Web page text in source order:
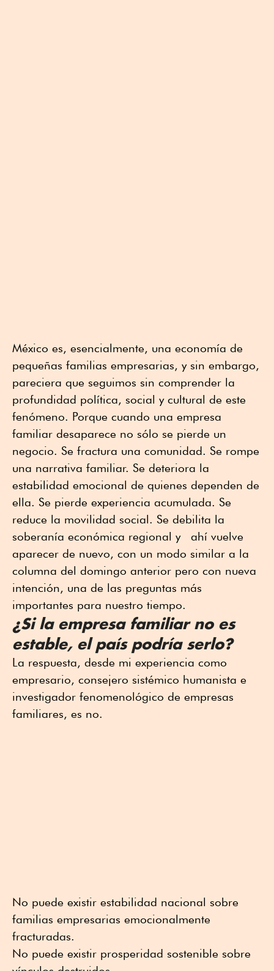
México es, esencialmente, una economía de
pequeñas familias empresarias, y sin embargo,
pareciera que seguimos sin comprender la
profundidad política, social y cultural de este
fenómeno. Porque cuando una empresa
familiar desaparece no sólo se pierde un
negocio. Se fractura una comunidad. Se rompe
una narrativa familiar. Se deteriora la
estabilidad emocional de quienes dependen de
ella. Se pierde experiencia acumulada. Se
reduce la movilidad social. Se debilita la
soberanía económica regional y ahí vuelve
aparecer de nuevo, con un modo similar a la
columna del domingo anterior pero con nueva
intención, una de las preguntas más
importantes para nuestro tiempo.
¿Si la empresa familiar no es
estable, el país podría serlo?
La respuesta, desde mi experiencia como
empresario, consejero sistémico humanista e
investigador fenomenológico de empresas
familiares, es no.
No puede existir estabilidad nacional sobre
familias empresarias emocionalmente
fracturadas.
No puede existir prosperidad sostenible sobre